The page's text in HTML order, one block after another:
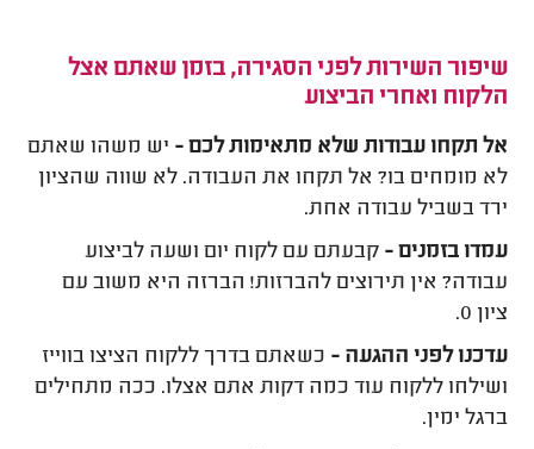
שיפור השירות לפני הסגירה, בזמן שאתם אצל
הלקוח ואחרי הביצוע
אל תקחו עבודות שלא מתאימות לכם - יש משהו שאתם
לא מומחים בו? אל תקחו את העבודה. לא שווה שהציון
ירד בשביל עבודה אחת.
עמדו בזמנים -קבעתם עם לקוח יום ושעה לביצוע
עבודה? אין תירוצים להברזות! הברזה היא משוב עם
ציון 0.
עדכנו לפני ההגעה - כשאתם בדרך ללקוח הציצו בווייז
ושילחו ללקוח עוד כמה דקות אתם אצלו. ככה מתחילים
ברגל ימין.